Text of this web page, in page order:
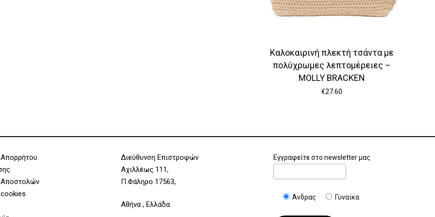
Καλοκαιρινή πλεκτή τσάντα με
πολύχρωμες λεπτομέρειες –
MOLLY BRACKEN
€27.60
Αποστολών
Διεύθυνση Επιστροφών
Αχιλλέως 111,
Π.Φάληρο 17563,
Αθήνα , Ελλάδα
Εγγραφείτε στο newsletter μας
Άνδρας Γυναίκα